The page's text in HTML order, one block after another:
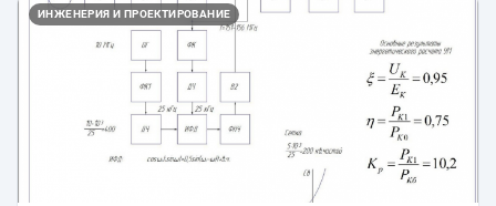
ИНЖЕНЕРИЯ И ПРОЕКТИРОВАНИЕ